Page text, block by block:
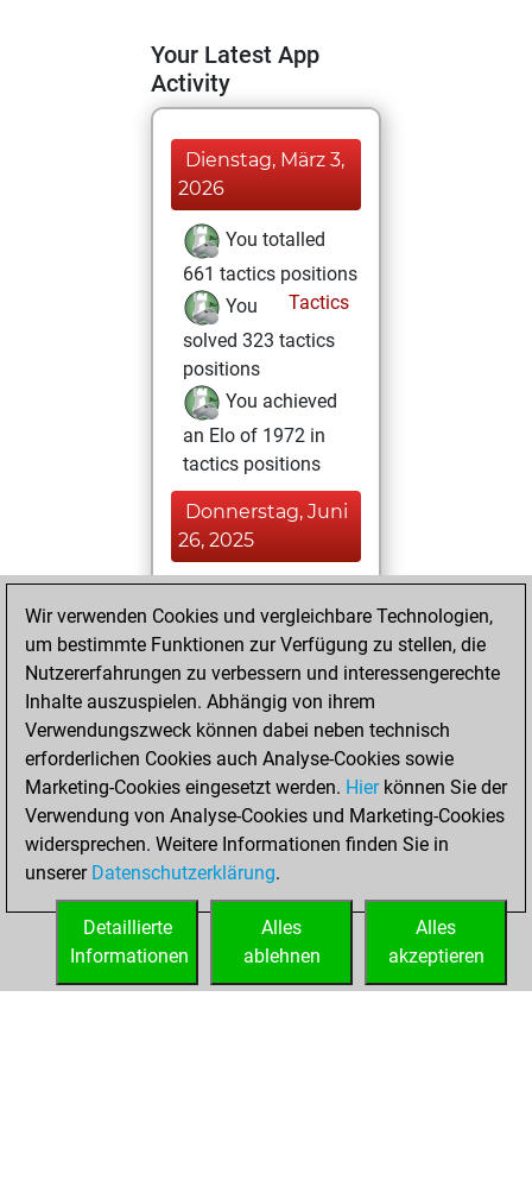
Your Latest App
Activity
Dienstag, März 3,
2026
You totalled
661 tactics positions
Tactics
You
solved 323 tactics
positions
You achieved
an Elo of 1972 in
tactics positions
Donnerstag, Juni
26, 2025
You played 5
blitz games
Play
You scored +0
=0 -5 in blitz
Sonntag, Februar
20, 2022
You played 12
slow games
Play
You scored +2
=0 -10 in slow games
Wir verwenden Cookies und vergleichbare Technologien,
um bestimmte Funktionen zur Verfügung zu stellen, die
Nutzererfahrungen zu verbessern und interessengerechte
Inhalte auszuspielen. Abhängig von ihrem
Verwendungszweck können dabei neben technisch
erforderlichen Cookies auch Analyse-Cookies sowie
Marketing-Cookies eingesetzt werden. Hierkönnen Sie der
Verwendung von Analyse-Cookies und Marketing-Cookies
widersprechen. Weitere Informationen finden Sie in
unserer Datenschutzerklärung.
Alles
akzeptieren
Alles
ablehnen
Detaillierte
Informationen